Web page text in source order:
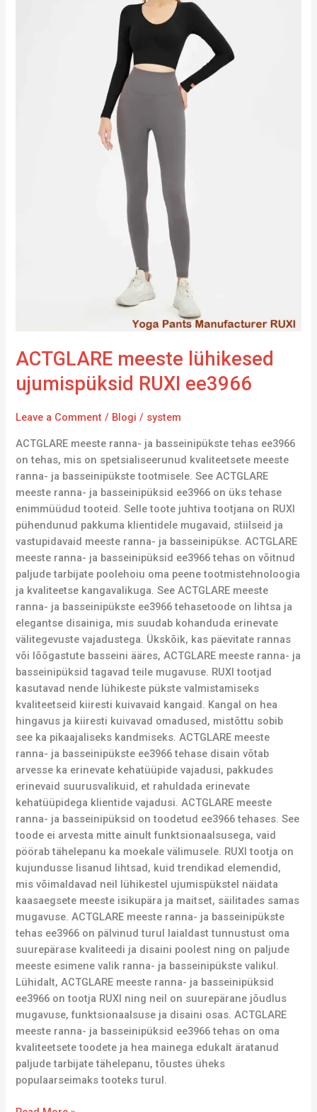
ACTGLARE meeste lühikesed
ujumispüksid RUXI ee3966
Leave a Comment / Blogi / system
ACTGLARE meeste ranna- ja basseinipükste tehas ee3966
on tehas, mis on spetsialiseerunud kvaliteetsete meeste
ranna- ja basseinipükste tootmisele. See ACTGLARE
meeste ranna- ja basseinipüksid ee3966 on üks tehase
enimmüüdud tooteid. Selle toote juhtiva tootjana on RUXI
pühendunud pakkuma klientidele mugavaid, stiilseid ja
vastupidavaid meeste ranna- ja basseinipükse. ACTGLARE
meeste ranna- ja basseinipüksid ee3966 tehas on võitnud
paljude tarbijate poolehoiu oma peene tootmistehnoloogia
ja kvaliteetse kangavalikuga. See ACTGLARE meeste
ranna- ja basseinipükste ee3966 tehasetoode on lihtsa ja
elegantse disainiga, mis suudab kohanduda erinevate
välitegevuste vajadustega. Ükskõik, kas päevitate rannas
või lõõgastute basseini ääres, ACTGLARE meeste ranna- ja
basseinipüksid tagavad teile mugavuse. RUXI tootjad
kasutavad nende lühikeste pükste valmistamiseks
kvaliteetseid kiiresti kuivavaid kangaid. Kangal on hea
hingavus ja kiiresti kuivavad omadused, mistõttu sobib
see ka pikaajaliseks kandmiseks. ACTGLARE meeste
ranna- ja basseinipükste ee3966 tehase disain võtab
arvesse ka erinevate kehatüüpide vajadusi, pakkudes
erinevaid suurusvalikuid, et rahuldada erinevate
kehatüüpidega klientide vajadusi. ACTGLARE meeste
ranna- ja basseinipüksid on toodetud ee3966 tehases. See
toode ei arvesta mitte ainult funktsionaalsusega, vaid
pöörab tähelepanu ka moekale välimusele. RUXI tootja on
kujundusse lisanud lihtsad, kuid trendikad elemendid,
mis võimaldavad neil lühikestel ujumispükstel näidata
kaasaegsete meeste isikupära ja maitset, säilitades samas
mugavuse. ACTGLARE meeste ranna- ja basseinipükste
tehas ee3966 on pälvinud turul laialdast tunnustust oma
suurepärase kvaliteedi ja disaini poolest ning on paljude
meeste esimene valik ranna- ja basseinipükste valikul.
Lühidalt, ACTGLARE meeste ranna- ja basseinipüksid
ee3966 on tootja RUXI ning neil on suurepärane jõudlus
mugavuse, funktsionaalsuse ja disaini osas. ACTGLARE
meeste ranna- ja basseinipüksid ee3966 tehas on oma
kvaliteetsete toodete ja hea mainega edukalt äratanud
paljude tarbijate tähelepanu, tõustes üheks
populaarseimaks tooteks turul.